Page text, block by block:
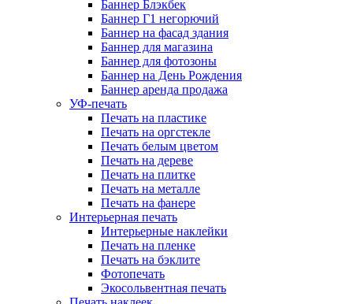
Баннер Блэкбек
Баннер Г1 негорючий
Баннер на фасад здания
Баннер для магазина
Баннер для фотозоны
Баннер на День Рождения
Баннер аренда продажа
УФ-печать
Печать на пластике
Печать на оргстекле
Печать белым цветом
Печать на дереве
Печать на плитке
Печать на металле
Печать на фанере
Интерьерная печать
Интерьерные наклейки
Печать на пленке
Печать на бэклите
Фотопечать
Экосольвентная печать